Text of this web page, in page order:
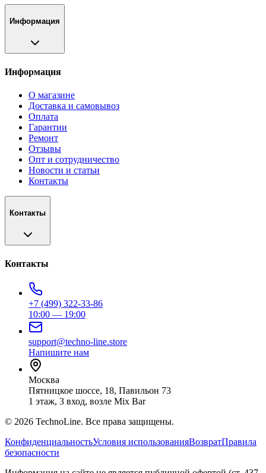
Информация
Информация
О магазине
Доставка и самовывоз
Оплата
Гарантии
Ремонт
Отзывы
Опт и сотрудничество
Новости и статьи
Контакты
Контакты
Контакты
+7 (499) 322-33-86
10:00 — 19:00
support@techno-line.store
Напишите нам
Москва
Пятницкое шоссе, 18, Павильон 73
1 этаж, 3 вход, возле Mix Bar
© 2026 TechnoLine. Все права защищены.
КонфиденциальностьУсловия использованияВозвратПравила
безопасности